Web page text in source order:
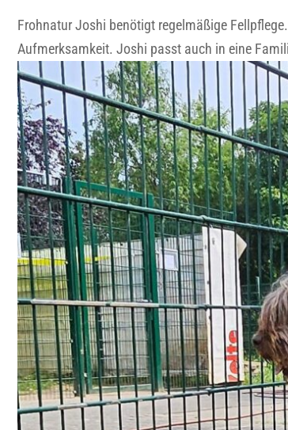
Frohnatur Joshi benötigt regelmäßige
Aufmerksamkeit. Joshi passt auch in eine